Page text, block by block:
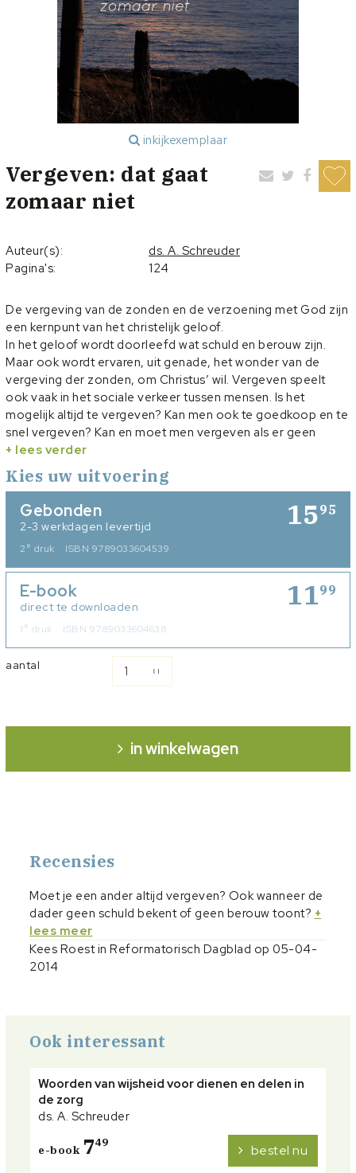
inkijkexemplaar
Vergeven: dat gaat
zomaar niet
Auteur(s):
ds. A. Schreuder
Pagina's:
124
De vergeving van de zonden en de verzoening met God zijn
een kernpunt van het christelijk geloof.
In het geloof wordt doorleefd wat schuld en berouw zijn.
Maar ook wordt ervaren, uit genade, het wonder van de
vergeving der zonden, om Christus’ wil. Vergeven speelt
ook vaak in het sociale verkeer tussen mensen. Is het
mogelijk altijd te vergeven? Kan men ook te goedkoop en te
snel vergeven? Kan en moet men vergeven als er geen
schuld erkend of geen berouw getoond wordt?
Dit boek gaat in op indringende vragen rondom schuld en
vergeving in onze verhouding tot de Heere en onze
medemens. Vergeven is duidelijk een Bijbelse opgave.
Tegelijk ook een gave die vrede en genezing meebrengt.
Maar die vaak alleen door een diepe worsteling wordt
verkregen.
+ lees verder
Kies uw uitvoering
1595
Gebonden
2-3 werkdagen levertijd
2 e druk ISBN 9789033604539
1199
E-book
direct te downloaden
1 e druk ISBN 9789033604638
aantal
in winkelwagen
Recensies
Moet je een ander altijd vergeven? Ook wanneer de
dader geen schuld bekent of geen berouw toont? +
lees meer
Kees Roest in Reformatorisch Dagblad op 05-04-
2014
Ook interessant
Woorden van wijsheid voor dienen en delen in
de zorg
ds. A. Schreuder
e-book 749 bestel nu